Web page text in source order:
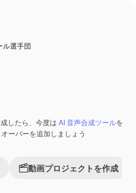
ル選手団
したら、今度は AI 音声合成ツールを
ーバーを追加しましょう
動画プロジェクトを作成